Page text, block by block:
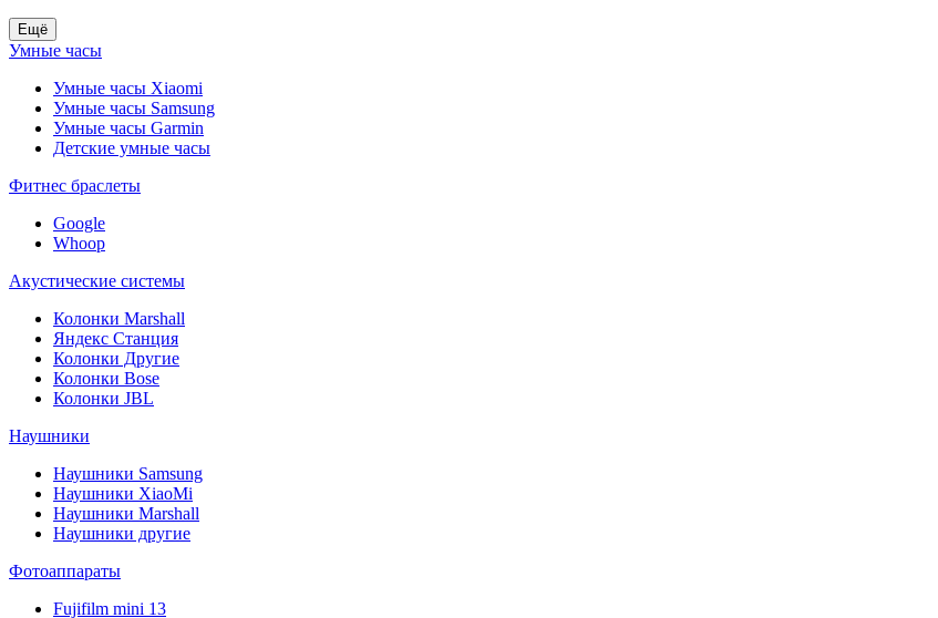
Ещё
Умные часы
Умные часы Xiaomi
Умные часы Samsung
Умные часы Garmin
Детские умные часы
Фитнес браслеты
Google
Whoop
Акустические системы
Колонки Marshall
Яндекс Станция
Колонки Другие
Колонки Bose
Колонки JBL
Наушники
Наушники Samsung
Наушники XiaoMi
Наушники Marshall
Наушники другие
Фотоаппараты
Fujifilm mini 13